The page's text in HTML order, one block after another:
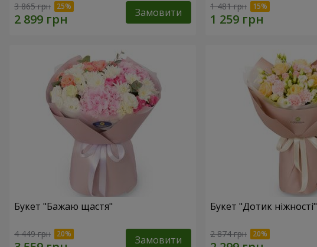
3 865 грн Замовити 1 481 грн
Букет "Бажаю щастя"
4 449 грн Замовити
Букет "Дотик ніжності"
2 874 грн